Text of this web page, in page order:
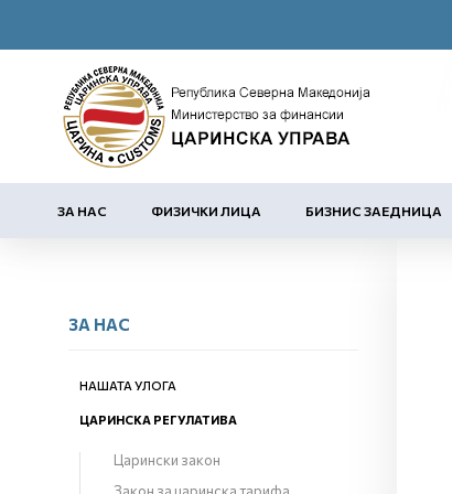
ЗА НАС ФИЗИЧКИ ЛИЦА БИЗНИС ЗАЕДНИЦА
ЗА НАС
НАШАТА УЛОГА
ЦАРИНСКА РЕГУЛАТИВА
Царински закон